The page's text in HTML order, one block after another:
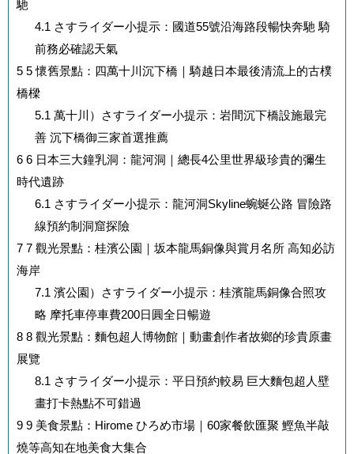
馳
4.1 さすライダー小提示：國道55號沿海路段暢快奔馳 騎
前務必確認天氣
5 5 懷舊景點：四萬十川沉下橋｜騎越日本最後清流上的古樸
橋樑
5.1 萬十川）さすライダー小提示：岩間沉下橋設施最完
善 沉下橋御三家首選推薦
6 6 日本三大鐘乳洞：龍河洞｜總長4公里世界級珍貴的彌生
時代遺跡
6.1 さすライダー小提示：龍河洞Skyline蜿蜒公路 冒險路
線預約制洞窟探險
7 7 觀光景點：桂濱公園｜坂本龍馬銅像與賞月名所 高知必訪
海岸
7.1 濱公園）さすライダー小提示：桂濱龍馬銅像合照攻
略 摩托車停車費200日圓全日暢遊
8 8 觀光景點：麵包超人博物館｜動畫創作者故鄉的珍貴原畫
展覽
8.1 さすライダー小提示：平日預約較易 巨大麵包超人壁
畫打卡熱點不可錯過
9 9 美食景點：Hirome ひろめ市場｜60家餐飲匯聚 鰹魚半敲
燒等高知在地美食大集合